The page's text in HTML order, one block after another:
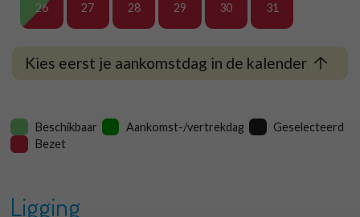
26 27 28 29 30 31
Kies eerst je aankomstdag in de kalender
Beschikbaar Aankomst-/vertrekdag
Geselecteerd
Bezet
Ligging